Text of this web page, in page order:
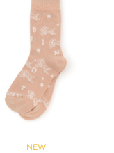
NEW